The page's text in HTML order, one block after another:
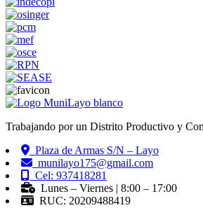
Trabajando por un Distrito Productivo y
Plaza de Armas S/N – Layo
munilayo175@gmail.com
Cel: 937418281
Lunes – Viernes | 8:00 – 17:00
RUC: 20209488419